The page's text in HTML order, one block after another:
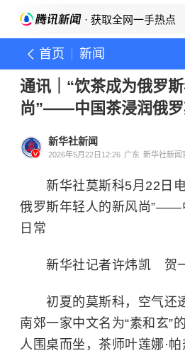
· 获取全网一手热点
首页 新闻
通讯｜“饮茶成为俄罗
尚”——中国茶浸润俄罗
新华社新闻
2026年5月22日12:26 广东 新华社新闻
新华社莫斯科5月22日
俄罗斯年轻人的新风尚”——
日常
新华社记者许炜凯 贺
初夏的莫斯科，空气还
南郊一家中文名为“素和玄”
人围桌而坐，茶师叶莲娜·